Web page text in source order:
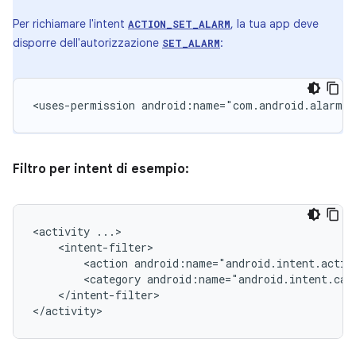
Per richiamare l'intent ACTION_SET_ALARM, la tua app deve
disporre dell'autorizzazione SET_ALARM:
<uses-permission
Filtro per intent di esempio:
<activity
<action
<category
</intent-filter>
</activity>